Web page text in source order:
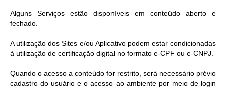
Alguns Serviços estão disponíveis em conteúdo aberto e
fechado.
A utilização dos Sites e/ou Aplicativo podem estar condicionadas
à utilização de certificação digital no formato e-CPF ou e-CNPJ.
Quando o acesso a conteúdo for restrito, será necessário prévio
cadastro do usuário e o acesso ao ambiente por meio de login